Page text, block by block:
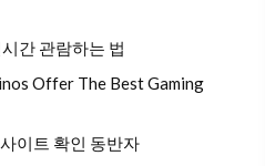
간 관람하는 법
Offer The Best Gaming
이트 확인 동반자